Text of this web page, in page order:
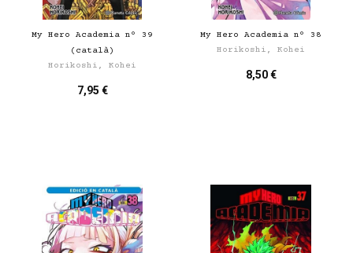
My Hero Academia nº 39
(català)
Horikoshi, Kohei
7,95 €
My Hero Academia nº 38
Horikoshi, Kohei
8,50 €